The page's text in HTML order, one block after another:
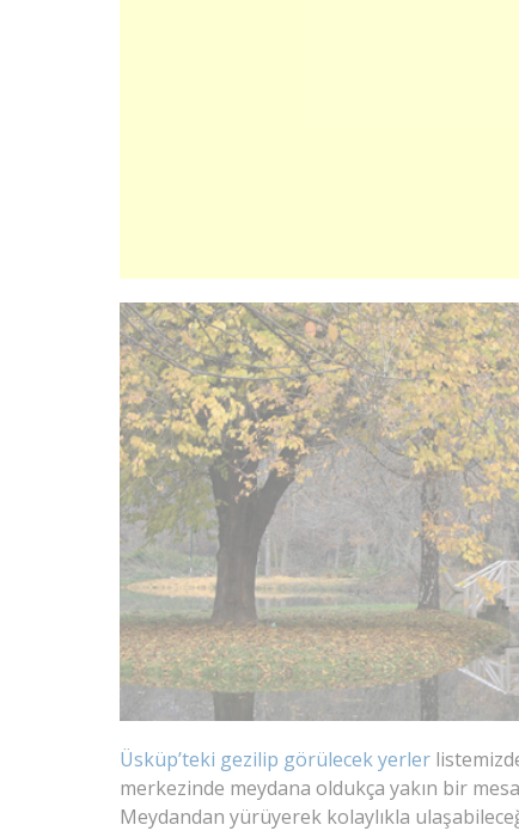
Üsküp’teki gezilip görülecek yerler
merkezinde meydana oldukça yakın bir
Meydandan yürüyerek kolaylıkla